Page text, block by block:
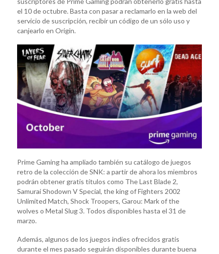
el 10 de octubre. Basta con pasar a reclamarlo en la web del
servicio de suscripción, recibir un código de un sólo uso y
canjearlo en Origin.
Prime Gaming ha ampliado también su catálogo de juegos
retro de la colección de SNK: a partir de ahora los miembros
podrán obtener gratis títulos como The Last Blade 2,
Samurai Shodown V Special, the king of Fighters 2002
Unlimited Match, Shock Troopers, Garou: Mark of the
wolves o Metal Slug 3. Todos disponibles hasta el 31 de
marzo.
Además, algunos de los juegos indies ofrecidos gratis
durante el mes pasado seguirán disponibles durante buena